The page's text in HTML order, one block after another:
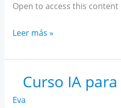
Open to access this content
Historia
Rendimiento
Andalucía
octubre
Leer más »
Curso IA
Eva